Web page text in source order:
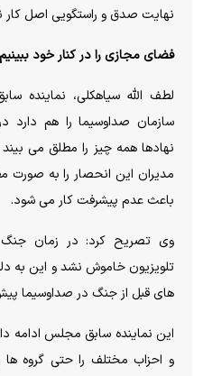
نهایت صدق و راستگویی اصل کار
فضای مجازی را در کنار خود ببینیم
لطف الله سیاهکلی، نماینده
سازمان صداوسیما را هم
نهادها همه چیز را مطلق می
مدیران این انحصار را به صورت
باعث عدم پیشرفت کار می شود.
وی تصریح کرد: در زمان
تلویزیون خاموش نشد و این به
های قبل از جنگ در صداوسیما
این نماینده سابق مجلس ادامه
و احزاب مختلف را حتی گروه